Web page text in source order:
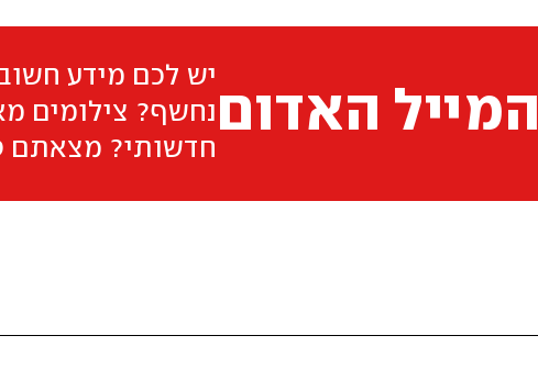
המייל האדום
יש לכם מידע
נחשף? צילומים
חדשותי? מצאתם